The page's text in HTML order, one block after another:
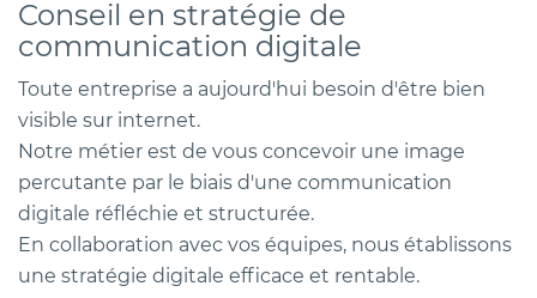
Conseil en stratégie de
communication digitale
Toute entreprise a aujourd'hui besoin d'être bien
visible sur internet.
Notre métier est de vous concevoir une image
percutante par le biais d'une communication
digitale réfléchie et structurée.
En collaboration avec vos équipes, nous établissons
une stratégie digitale efficace et rentable.